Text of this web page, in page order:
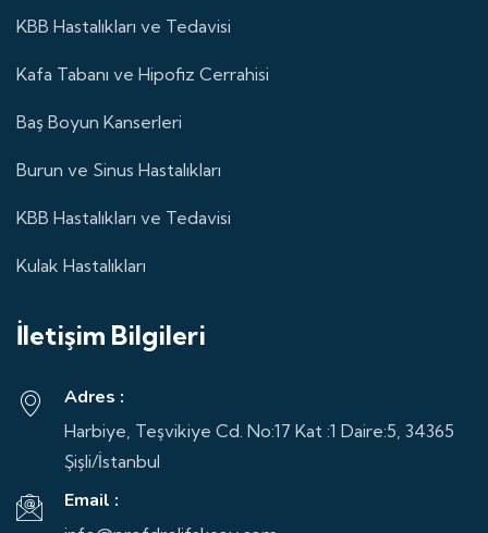
KBB Hastalıkları ve Tedavisi
Kafa Tabanı ve Hipofiz Cerrahisi
Baş Boyun Kanserleri
Burun ve Sinus Hastalıkları
KBB Hastalıkları ve Tedavisi
Kulak Hastalıkları
İletişim Bilgileri
Adres :
Harbiye, Teşvikiye Cd. No:17 Kat :1 Daire:5, 34365
Şişli/İstanbul
Email :